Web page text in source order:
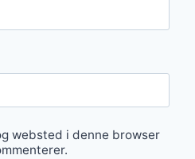
websted i denne browser